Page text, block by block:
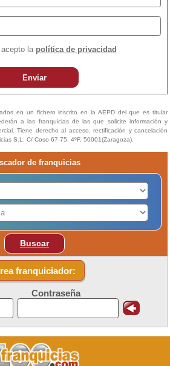
la política de privacidad
Enviar
en un fichero inscrito en la AEPD del que es titular
a las franquicias de las que solicite información y
Tiene derecho al acceso, rectificación y cancelación
S.L. C/ Coso 67-75, 4ºF, 50001(Zaragoza).
de franquicias
Buscar
franquiciador:
Contraseña